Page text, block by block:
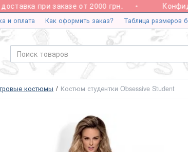
при заказе от 2000 грн.
и оплата Как оформить заказ? Таблица размеров
костюмы Костюм студентки Obsessive Student